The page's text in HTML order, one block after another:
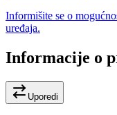
Informišite se o
uređaja.
Informacije o
Uporedi